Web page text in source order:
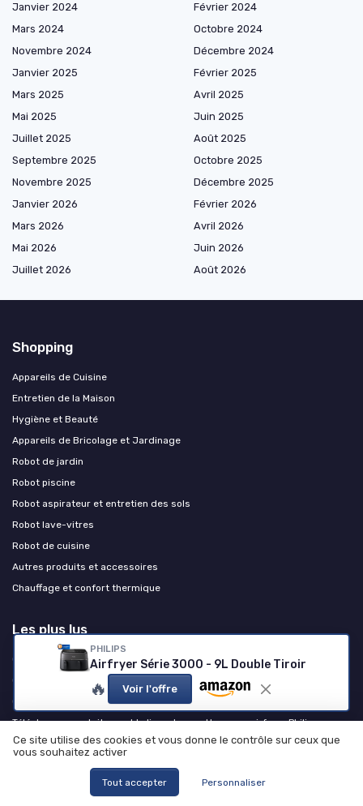
PHILIPS
Airfryer Série 3000 - 9L Double Tiroir
🔥 Voir l'offre
Janvier 2024
Février 2024
Mars 2024
Octobre 2024
Novembre 2024
Décembre 2024
Janvier 2025
Février 2025
Mars 2025
Avril 2025
Mai 2025
Juin 2025
Juillet 2025
Août 2025
Septembre 2025
Octobre 2025
Novembre 2025
Décembre 2025
Janvier 2026
Février 2026
Mars 2026
Avril 2026
Mai 2026
Juin 2026
Juillet 2026
Août 2026
Shopping
Appareils de Cuisine
Entretien de la Maison
Hygiène et Beauté
Appareils de Bricolage et Jardinage
Robot de jardin
Robot piscine
Robot aspirateur et entretien des sols
Robot lave-vitres
Robot de cuisine
Autres produits et accessoires
Chauffage et confort thermique
Les plus lus
Comprendre et résoudre les codes d'erreur de votre lave-linge Valberg
Comment réinitialiser votre machine à café Krups à grain EA81
Que penser de l'airfryer Silvercrest ?
Téléchargez gratuitement le livre de recettes pour airfryer Philips en
PDF
Comment utiliser efficacement votre machine à laver Valberg
Les derniers articles
Ce site utilise des cookies et vous donne le contrôle sur ceux que
vous souhaitez activer
Tout accepter Personnaliser